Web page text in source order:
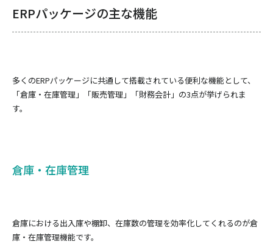
ERPパッケージの主な機能
多くのERPパッケージに共通して搭載されている便利な機能として、
「倉庫・在庫管理」「販売管理」「財務会計」の3点が挙げられま
す。
倉庫・在庫管理
倉庫における出入庫や棚卸、在庫数の管理を効率化してくれるのが倉
庫・在庫管理機能です。